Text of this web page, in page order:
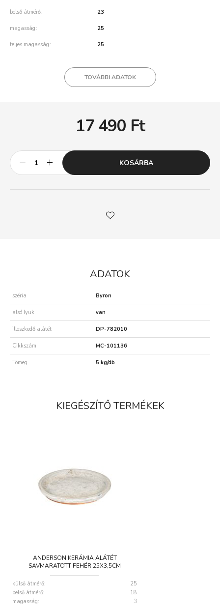
belső átmérő 23
magasság 25
teljes magasság 25
TOVÁBBI ADATOK
17 490 Ft
KOSÁRBA
ADATOK
széria Byron
alsó lyuk van
illeszkedő alátét DP-782010
Cikkszám MC-101136
Tömeg 5 kg/db
KIEGÉSZÍTŐ TERMÉKEK
ANDERSON KERÁMIA ALÁTÉT
SAVMARATOTT FEHÉR 25X3,5CM
külső átmérő:
25
belső átmérő:
18
magasság:
3